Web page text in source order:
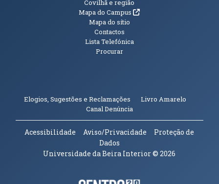
Informações Adicionais
Covilhã e região
Mapa do Campus(abre em nova janela)
Mapa do sítio
Contactos
Lista Telefónica
Procurar
Elogios, Sugestões e Reclamações Livro Amarelo
Canal Denúncia(abre em nova janela)
Acessibilidade Aviso/Privacidade
Proteção de
Dados
Universidade da Beira Interior© 2026